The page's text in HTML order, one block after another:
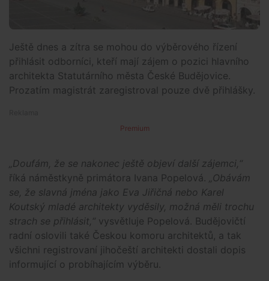
Ještě dnes a zítra se mohou do výběrového řízení
přihlásit odborníci, kteří mají zájem o pozici hlavního
architekta Statutárního města České Budějovice.
Prozatím magistrát zaregistroval pouze dvě přihlášky.
Premium
„Doufám, že se nakonec ještě objeví další zájemci,“
říká náměstkyně primátora Ivana Popelová.
Obávám
se, že slavná jména jako Eva Jiřičná nebo Karel
Koutský mladé architekty vyděsily, možná měli trochu
strach se přihlásit,“ vysvětluje Popelová. Budějovičtí
radní oslovili také Českou komoru architektů, a tak
všichni registrovaní jihočeští architekti dostali dopis
informující o probíhajícím výběru.